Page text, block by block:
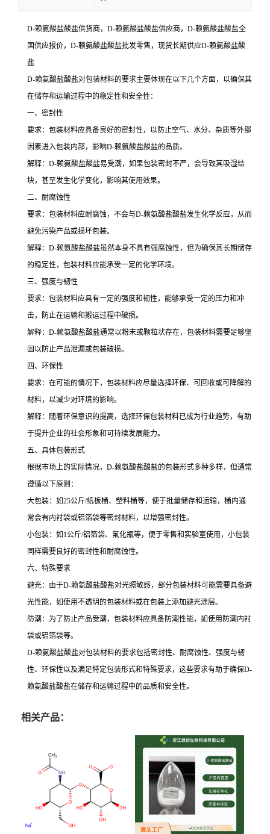
D-赖氨酸盐酸盐供货商，D-赖氨酸盐酸盐供应商，D-赖氨酸盐酸盐全
国供应报价，D-赖氨酸盐酸盐批发零售，现货长期供应D-赖氨酸盐酸
盐
D-赖氨酸盐酸盐对包装材料的要求主要体现在以下几个方面，以确保其
在储存和运输过程中的稳定性和安全性：
一、密封性
要求：包装材料应具备良好的密封性，以防止空气、水分、杂质等外部
因素进入包装内部，影响D-赖氨酸盐酸盐的品质。
解释：D-赖氨酸盐酸盐易受潮，如果包装密封不严，会导致其吸湿结
块，甚至发生化学变化，影响其使用效果。
二、耐腐蚀性
要求：包装材料应耐腐蚀，不会与D-赖氨酸盐酸盐发生化学反应，从而
避免污染产品或损坏包装。
解释：D-赖氨酸盐酸盐虽然本身不具有强腐蚀性，但为确保其长期储存
的稳定性，包装材料应能承受一定的化学环境。
三、强度与韧性
要求：包装材料应具有一定的强度和韧性，能够承受一定的压力和冲
击，防止在运输和搬运过程中破损。
解释：D-赖氨酸盐酸盐通常以粉末或颗粒状存在，包装材料需要足够坚
固以防止产品泄漏或包装破损。
四、环保性
要求：在可能的情况下，包装材料应尽量选择环保、可回收或可降解的
材料，以减少对环境的影响。
解释：随着环保意识的提高，选择环保包装材料已成为行业趋势，有助
于提升企业的社会形象和可持续发展能力。
五、具体包装形式
根据市场上的实际情况，D-赖氨酸盐酸盐的包装形式多种多样，但通常
遵循以下原则：
大包装：如25公斤/纸板桶、塑料桶等，便于批量储存和运输，桶内通
常会有内衬袋或铝箔袋等密封材料，以增强密封性。
小包装：如1公斤/铝箔袋、氟化瓶等，便于零售和实验室使用，小包装
同样需要良好的密封性和耐腐蚀性。
六、特殊要求
避光：由于D-赖氨酸盐酸盐对光照敏感，部分包装材料可能需要具备避
光性能，如使用不透明的包装材料或在包装上添加避光涂层。
防潮：为了防止产品受潮，包装材料应具备防潮性能，如使用防潮内衬
袋或铝箔袋等。
D-赖氨酸盐酸盐对包装材料的要求包括密封性、耐腐蚀性、强度与韧
性、环保性以及满足特定包装形式和特殊要求，这些要求有助于确保D-
赖氨酸盐酸盐在储存和运输过程中的品质和安全性。
相关产品：